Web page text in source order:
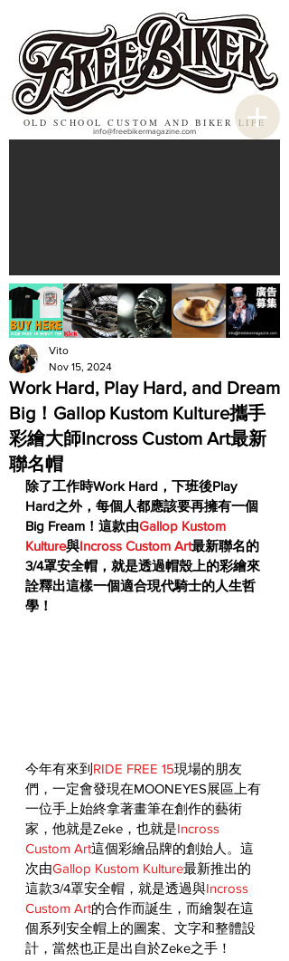
OLD SCHOOL CUSTOM AND BIKER LIFE
info@freebikermagazine.com
Work Hard, Play Hard, and Dream
Big！Gallop Kustom Kulture攜手
彩繪大師Incross Custom Art最新
聯名帽
Vito
Nov 15, 2024
除了工作時Work Hard，下班後Play
Hard之外，每個人都應該要再擁有一個
Big Fream！這款由Gallop Kustom
Kulture與Incross Custom Art最新聯名的
3/4罩安全帽，就是透過帽殼上的彩繪來
詮釋出這樣一個適合現代騎士的人生哲
學！
今年有來到 RIDE FREE 15現場的朋友
們，一定會發現在MOONEYES展區上有
一位手上始終拿著畫筆在創作的藝術
家，他就是Zeke，也就是Incross
Custom Art這個彩繪品牌的創始人。這
次由Gallop Kustom Kulture最新推出的
這款3/4罩安全帽，就是透過與Incross
Custom Art的合作而誕生，而繪製在這
個系列安全帽上的圖案、文字和整體設
計，當然也正是出自於Zeke之手！